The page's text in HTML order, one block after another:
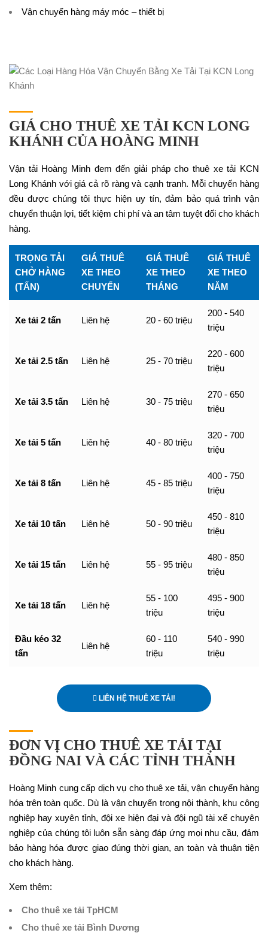
Vận chuyển hàng máy móc – thiết bị
GIÁ CHO THUÊ XE TẢI KCN LONG
KHÁNH CỦA HOÀNG MINH
Vận tải Hoàng Minh đem đến giải pháp cho thuê xe tải KCN
Long Khánh với giá cả rõ ràng và cạnh tranh. Mỗi chuyến hàng
đều được chúng tôi thực hiện uy tín, đảm bảo quá trình vận
chuyển thuận lợi, tiết kiệm chi phí và an tâm tuyệt đối cho khách
hàng.
TRỌNG TẢI
CHỞ HÀNG
(TẤN)
GIÁ THUÊ
XE THEO
CHUYẾN
GIÁ THUÊ
XE THEO
THÁNG
GIÁ THUÊ
XE THEO
NĂM
Xe tải 2 tấn Liên hệ 20 - 60 triệu
200 - 540
triệu
Xe tải 2.5 tấn Liên hệ 25 - 70 triệu
220 - 600
triệu
Xe tải 3.5 tấn Liên hệ 30 - 75 triệu
270 - 650
triệu
Xe tải 5 tấn Liên hệ 40 - 80 triệu
320 - 700
triệu
Xe tải 8 tấn Liên hệ 45 - 85 triệu
400 - 750
triệu
Xe tải 10 tấn Liên hệ 50 - 90 triệu
450 - 810
triệu
Xe tải 15 tấn Liên hệ 55 - 95 triệu
480 - 850
triệu
Xe tải 18 tấn Liên hệ
55 - 100
triệu
495 - 900
triệu
Đầu kéo 32
tấn
Liên hệ
60 - 110
triệu
540 - 990
triệu
LIÊN HỆ THUÊ XE TẢI!
ĐƠN VỊ CHO THUÊ XE TẢI TẠI
ĐỒNG NAI VÀ CÁC TỈNH THÀNH
Hoàng Minh cung cấp dịch vụ cho thuê xe tải, vận chuyển hàng
hóa trên toàn quốc. Dù là vận chuyển trong nội thành, khu công
nghiệp hay xuyên tỉnh, đội xe hiện đại và đội ngũ tài xế chuyên
nghiệp của chúng tôi luôn sẵn sàng đáp ứng mọi nhu cầu, đảm
bảo hàng hóa được giao đúng thời gian, an toàn và thuận tiện
cho khách hàng.
Xem thêm:
Cho thuê xe tải TpHCM
Cho thuê xe tải Bình Dương